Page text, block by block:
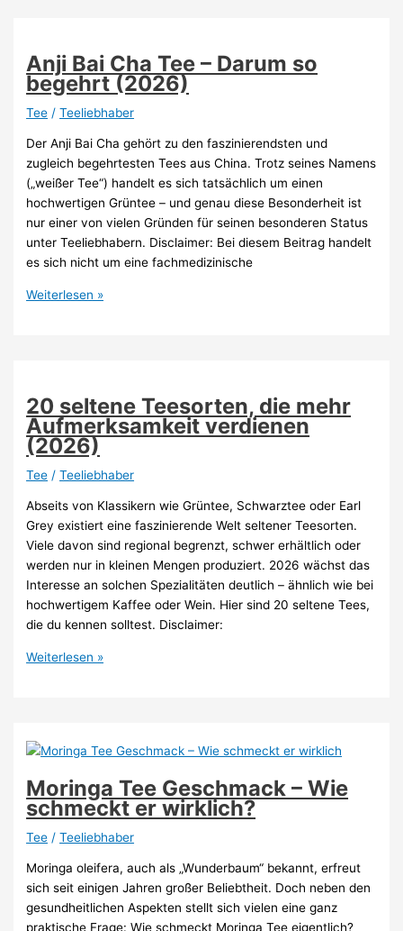
ihn
besonders
(2026)
Anji Bai Cha Tee – Darum so
begehrt (2026)
Tee /Teeliebhaber
Der Anji Bai Cha gehört zu den faszinierendsten und
zugleich begehrtesten Tees aus China. Trotz seines Namens
(„weißer Tee“) handelt es sich tatsächlich um einen
hochwertigen Grüntee – und genau diese Besonderheit ist
nur einer von vielen Gründen für seinen besonderen Status
unter Teeliebhabern. Disclaimer: Bei diesem Beitrag handelt
es sich nicht um eine fachmedizinische
Anji
so
begehrt
(2026)
Weiterlesen »
20 seltene Teesorten, die mehr
Aufmerksamkeit verdienen
(2026)
Tee /Teeliebhaber
Abseits von Klassikern wie Grüntee, Schwarztee oder Earl
Grey existiert eine faszinierende Welt seltener Teesorten.
Viele davon sind regional begrenzt, schwer erhältlich oder
werden nur in kleinen Mengen produziert. 2026 wächst das
Interesse an solchen Spezialitäten deutlich – ähnlich wie bei
hochwertigem Kaffee oder Wein. Hier sind 20 seltene Tees,
die du kennen solltest. Disclaimer:
20
Aufmerksamkeit
(2026)
Weiterlesen »
Moringa Tee Geschmack – Wie
schmeckt er wirklich?
Tee /Teeliebhaber
Moringa oleifera, auch als „Wunderbaum“ bekannt, erfreut
sich seit einigen Jahren großer Beliebtheit. Doch neben den
gesundheitlichen Aspekten stellt sich vielen eine ganz
praktische Frage: Wie schmeckt Moringa Tee eigentlich?